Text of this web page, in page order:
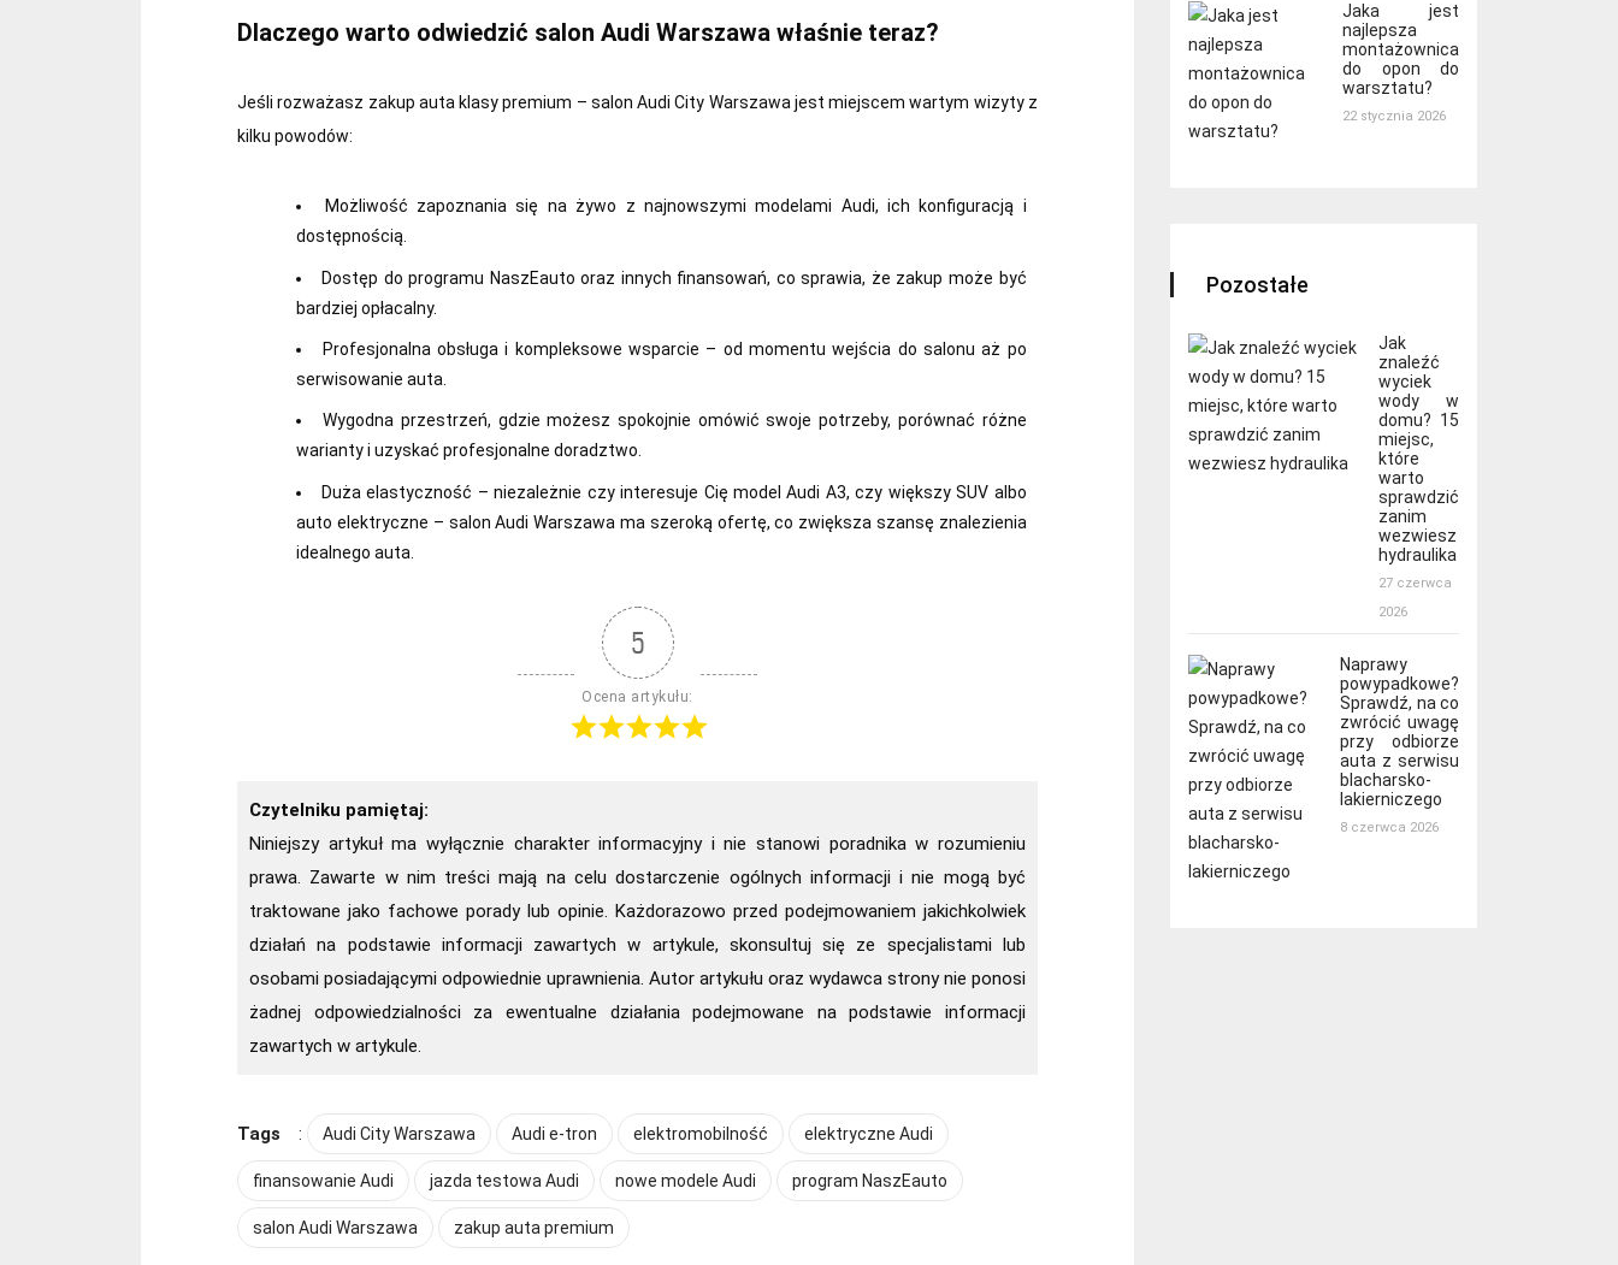
Dlaczego warto odwiedzić salon Audi Warszawa właśnie teraz?
Jeśli rozważasz zakup auta klasy premium – salon Audi City Warszawa jest miejscem wartym wizyty z
kilku powodów:
Możliwość zapoznania się na żywo z najnowszymi modelami Audi, ich konfiguracją i
dostępnością.
Dostęp do programu NaszEauto oraz innych finansowań, co sprawia, że zakup może być
bardziej opłacalny.
Profesjonalna obsługa i kompleksowe wsparcie – od momentu wejścia do salonu aż po
serwisowanie auta.
Wygodna przestrzeń, gdzie możesz spokojnie omówić swoje potrzeby, porównać różne
warianty i uzyskać profesjonalne doradztwo.
Duża elastyczność – niezależnie czy interesuje Cię model Audi A3, czy większy SUV albo
auto elektryczne – salon Audi Warszawa ma szeroką ofertę, co zwiększa szansę znalezienia
idealnego auta.
5
Ocena artykułu:
Czytelniku pamiętaj:
Niniejszy artykuł ma wyłącznie charakter informacyjny i nie stanowi poradnika w rozumieniu
prawa. Zawarte w nim treści mają na celu dostarczenie ogólnych informacji i nie mogą być
traktowane jako fachowe porady lub opinie. Każdorazowo przed podejmowaniem jakichkolwiek
działań na podstawie informacji zawartych w artykule, skonsultuj się ze specjalistami lub
osobami posiadającymi odpowiednie uprawnienia. Autor artykułu oraz wydawca strony nie ponosi
żadnej odpowiedzialności za ewentualne działania podejmowane na podstawie informacji
zawartych w artykule.
Tags : Audi City Warszawa Audi e-tron elektromobilność elektryczne Audi
finansowanie Audi jazda testowa Audi nowe modele Audi program NaszEauto
salon Audi Warszawa zakup auta premium
Jaka jest
najlepsza
montażownica
do opon do
warsztatu?
22 stycznia 2026
Pozostałe
Jak
znaleźć
wyciek
wody w
domu? 15
miejsc,
które
warto
sprawdzić
zanim
wezwiesz
hydraulika
27 czerwca
2026
Naprawy
powypadkowe?
Sprawdź, na co
zwrócić uwagę
przy odbiorze
auta z serwisu
blacharsko-
lakierniczego
8 czerwca 2026